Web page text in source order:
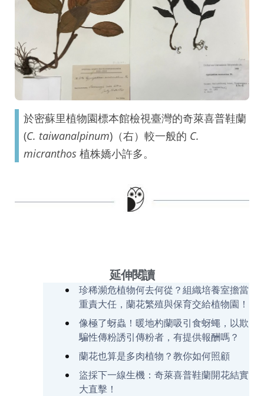
於密蘇里植物園標本館檢視臺灣的奇萊喜普鞋蘭
(C. taiwanalpinum)（右）較一般的 C.
micranthos 植株嬌小許多。
延伸閱讀
珍稀瀕危植物何去何從？組織培養室擔當
重責大任，蘭花繁殖與保育交給植物園！
像極了蚜蟲！暖地杓蘭吸引食蚜蠅，以欺
騙性傳粉誘引傳粉者，有提供報酬嗎？
蘭花也算是多肉植物？教你如何照顧
盜採下一線生機：奇萊喜普鞋蘭開花結實
大直擊！